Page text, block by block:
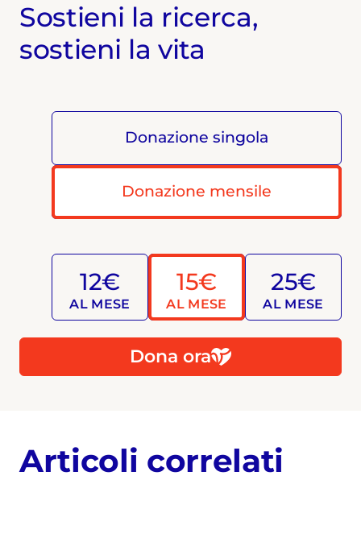
Sostieni la ricerca,
sostieni la vita
Donazione singola
Donazione mensile
12€
AL MESE
15€
AL MESE
25€
AL MESE
Dona ora
Articoli correlati